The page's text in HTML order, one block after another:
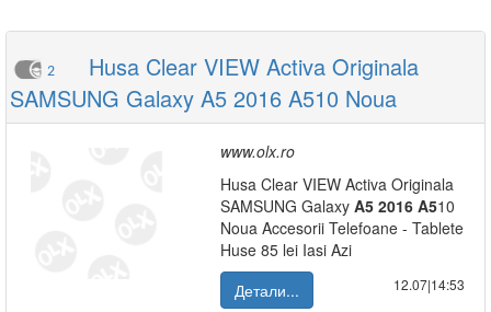
2
Husa Clear VIEW Activa Originala
SAMSUNG Galaxy A5 2016 A510 Noua
www.olx.ro
Husa Clear VIEW Activa Originala
SAMSUNG Galaxy A5 2016 A510
Noua Accesorii Telefoane - Tablete
Huse 85 lei Iasi Azi
Детали...
12.07|14:53